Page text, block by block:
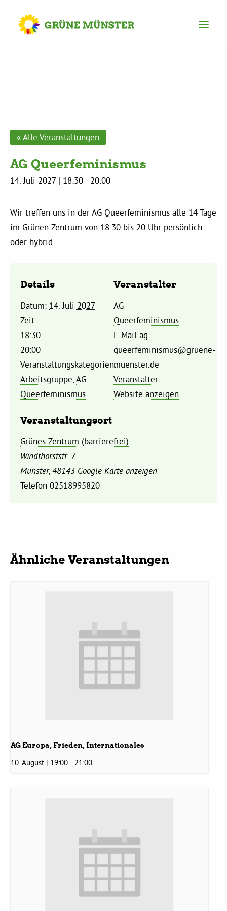
Kreisgeschäftsstelle
Mitgliederversammlung
Kommissionen
Sylvia Rietenberg, MdB
Dorothea Deppermann, MdL
Josefine Paul, MdL
Robin Korte, MdL
Fraktionsgeschäftsstelle
Aktiv werden
« Alle Veranstaltungen
AG Queerfeminismus
14. Juli 2027 | 18:30 - 20:00
Wir treffen uns in der AG Queerfeminismus alle 14 Tage
im Grünen Zentrum von 18.30 bis 20 Uhr persönlich
oder hybrid.
Details
Datum: 14. Juli 2027
Zeit:
18:30 -
20:00
Veranstaltungskategorien:
Arbeitsgruppe ,AG
Queerfeminismus
Veranstaltungsort
Grünes Zentrum (barrierefrei)
Windthorststr. 7
Münster, 48143 Google Karte anzeigen
Telefon 02518995820
Veranstalter
AG
Queerfeminismus
E-Mail ag-
queerfeminismus@gruene-
muenster.de
Veranstalter-
Website anzeigen
Ähnliche Veranstaltungen
AG Europa, Frieden, Internationales
10. August | 19:00 - 21:00